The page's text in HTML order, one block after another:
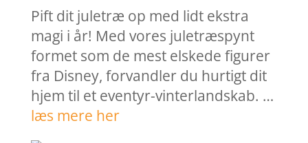
Pift dit juletræ op med lidt ekstra
magi i år! Med vores juletræspynt
formet som de mest elskede figurer
fra Disney, forvandler du hurtigt dit
hjem til et eventyr-vinterlandskab. …
læs mere her